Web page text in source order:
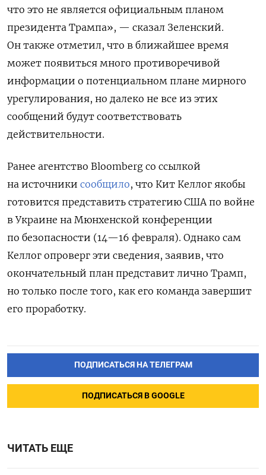
что это не является официальным планом
президента Трампа», — сказал Зеленский.
Он также отметил, что в ближайшее время
может появиться много противоречивой
информации о потенциальном плане мирного
урегулирования, но далеко не все из этих
сообщений будут соответствовать
действительности.
Ранее агентство Bloomberg со ссылкой
на источники сообщило, что Кит Келлог якобы
готовится представить стратегию США по войне
в Украине на Мюнхенской конференции
по безопасности (14—16 февраля). Однако сам
Келлог опроверг эти сведения, заявив, что
окончательный план представит лично Трамп,
но только после того, как его команда завершит
его проработку.
ПОДПИСАТЬСЯ НА ТЕЛЕГРАМ
ПОДПИСАТЬСЯ В GOOGLE
ЧИТАТЬ ЕЩЕ